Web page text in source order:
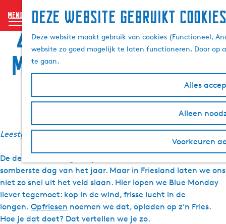
Deze website gebruikt cookies
Deze website maakt gebruik van cookies (Functioneel,
website zo goed mogelijk te laten functioneren. Door op
te gaan.
Alles
Alleen
Voorkeuren
menu
a
n
a
a
d
h
m
e
p
a
g
e
Zo trotseer je Blue
Monday als een Fries
7 januari 2026 | Marie-jetske | |
Leestijd: 5 minuten
De derde maandag van januari staat bekend als de
somberste dag van het jaar. Maar in Friesland laten we ons
niet zo snel uit het veld slaan. Hier lopen we Blue Monday
liever tegemoet: kop in de wind, frisse lucht in de
longen. Opfriesen noemen we dat, opladen op z’n Fries.
Hoe je dat doet? Dat vertellen we je zo.